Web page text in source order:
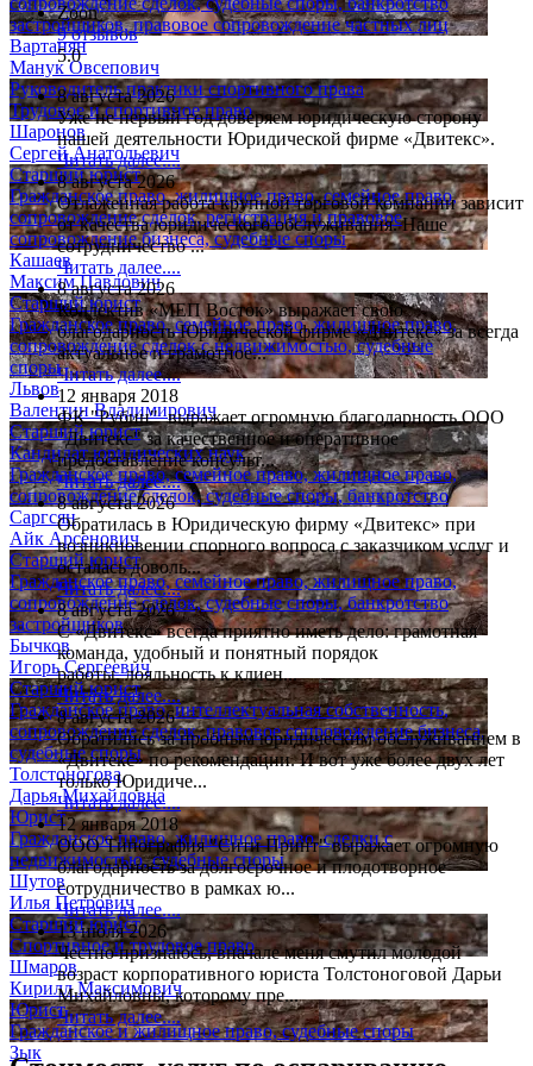
застройщиков, правовое сопровождение частных лиц
Вартанян
Манук Овсепович
Руководитель практики спортивного права
Трудовое и спортивное право
Шаронов
Сергей Анатольевич
Старший юрист
Гражданское право, жилищное право, семейное право,
сопровождение сделок, регистрация и правовое
сопровождение бизнеса, судебные споры
Кашаев
Максим Павлович
Старший юрист
Гражданское право, семейное право, жилищное право,
сопровождение сделок с недвижимостью, судебные
споры
Львов
Валентин Владимирович
Старший юрист
Кандидат юридических наук
Гражданское право, семейное право, жилищное право,
сопровождение сделок, судебные споры, банкротство
Саргсян
Айк Арсенович
Старший юрист
Гражданское право, семейное право, жилищное право,
сопровождение сделок, судебные споры, банкротство
застройщиков
Бычков
Игорь Сергеевич
Старший юрист
Гражданское право, интеллектуальная собственность,
сопровождение сделок, правовое сопровождение бизнеса,
судебные споры
Толстоногова
Дарья Михайловна
Юрист
Гражданское право, жилищное право, сделки с
недвижимостью, судебные споры
Шутов
Илья Петрович
Старший юрист
Спортивное и трудовое право
Шмаров
Кирилл Максимович
Юрист
Гражданское и жилищное право, судебные споры
Зык
Zoon
9 отзывов
5.0
8 августа 2026
Уже не первый год доверяем юридическую сторону
нашей деятельности Юридической фирме «Двитекс».
Читать далее....
8 августа 2026
Отлаженная работа крупной торговой компании зависит
от качества юридического обслуживания. Наше
сотрудничество ...
Читать далее....
8 августа 2026
Коллектив «МЕП Восток» выражает свою
благодарность Юридической фирме «Двитекс» за всегда
актуальное и грамотное...
Читать далее....
12 января 2018
ФК "Рубин" выражает огромную благодарность ООО
"Двитекс" за качественное и оперативное
предоставление консульт...
Читать далее....
8 августа 2026
Обратилась в Юридическую фирму «Двитекс» при
возникновении спорного вопроса с заказчиком услуг и
осталась доволь...
Читать далее....
8 августа 2026
С «Двитекс» всегда приятно иметь дело: грамотная
команда, удобный и понятный порядок
работы, лояльность к клиен...
Читать далее....
8 августа 2026
Обратились за пробным юридическим обслуживанием в
«Двитекс» по рекомендации. И вот уже более двух лет
только Юридиче...
Читать далее....
12 января 2018
ООО Типография "Сити Принт" выражает огромную
благодарность за долгосрочное и плодотворное
сотрудничество в рамках ю...
Читать далее....
13 июля 2026
Честно признаюсь, вначале меня смутил молодой
возраст корпоративного юриста Толстоноговой Дарьи
Михайловны, которому пре...
Читать далее....